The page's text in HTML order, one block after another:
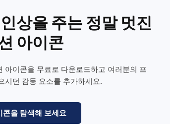
상을 주는 정말 멋진
아이콘
아이콘을 무료로 다운로드하고 여러분의 프
시던 감동 요소를 추가하세요.
콘을 탐색해 보세요